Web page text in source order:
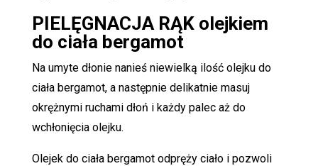
PIELĘGNACJA RĄK olejkiem
do ciała bergamot
Na umyte dłonie nanieś niewielką ilość olejku do
ciała bergamot, a następnie delikatnie masuj
okrężnymi ruchami dłoń i każdy palec aż do
wchłonięcia olejku.
Olejek do ciała bergamot odpręży ciało i pozwoli